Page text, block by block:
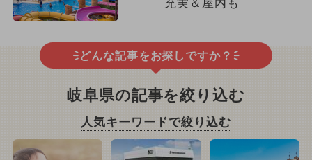
充実＆屋内も
どんな記事をお探しですか？
岐阜県の記事を絞り込む
人気キーワードで絞り込む